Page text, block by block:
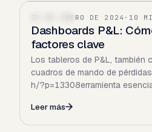
25 DE ENERO DE 2024 · 10
Dashboards P&L:
factores clave
Los tableros de P&L, también
cuadros de mando de
h/?p=13308erramienta
Leer más